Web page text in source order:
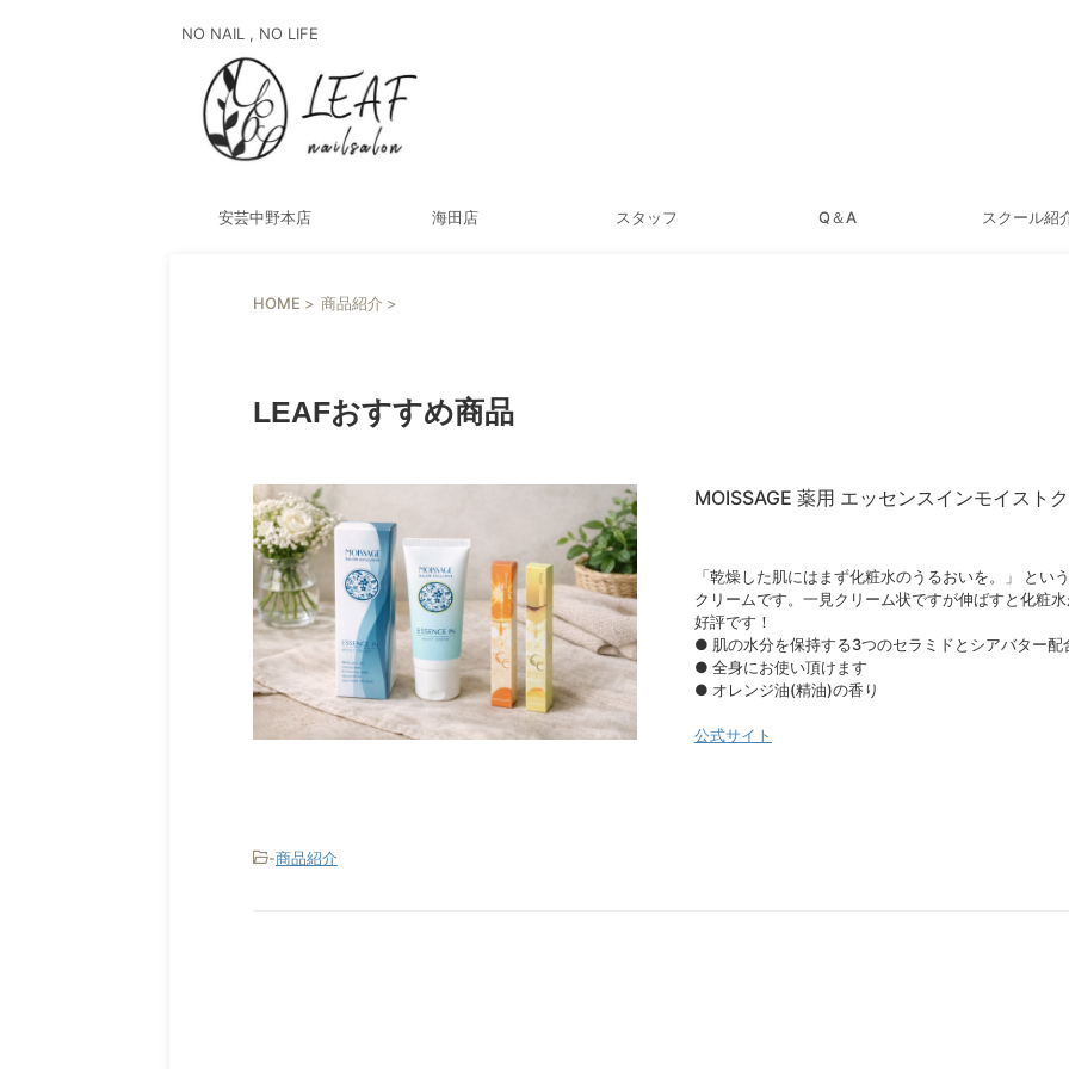
NO NAIL , NO LIFE
安芸中野本店 海田店 スタッフ Q＆A スクール紹
HOME > 商品紹介 >
LEAFおすすめ商品
MOISSAGE 薬用 エッセンスインモイスト
「乾燥した肌にはまず化粧水のうるおいを。」 とい
クリームです。一見クリーム状ですが伸ばすと化粧
好評です！
● 肌の水分を保持する3つのセラミドとシアバター配
● 全身にお使い頂けます
● オレンジ油(精油)の香り
公式サイト
-商品紹介